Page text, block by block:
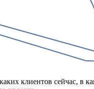
клиентов сейчас, в